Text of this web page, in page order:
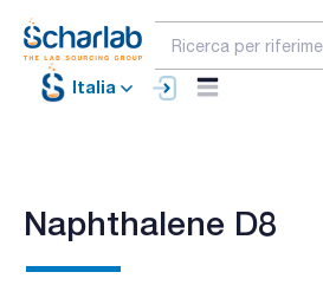
Italia
Naphthalene D8